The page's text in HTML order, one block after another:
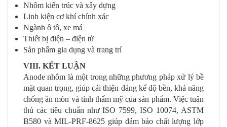
Nhôm kiến trúc và xây dựng
Linh kiện cơ khí chính xác
Ngành ô tô, xe má
Thiết bị điện – điện tử
Sản phẩm gia dụng và trang trí
VIII. KẾT LUẬN
Anode nhôm là một trong những phương pháp xử lý bề
mặt quan trọng, giúp cải thiện đáng kể độ bền, khả năng
chống ăn mòn và tính thẩm mỹ của sản phẩm. Việc tuân
thủ các tiêu chuẩn như ISO 7599, ISO 10074, ASTM
B580 và MIL-PRF-8625 giúp đảm bảo chất lượng lớp